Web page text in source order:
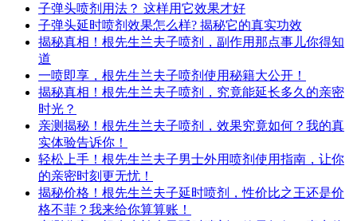
子弹头喷剂用法？ 这样用它效果才好
子弹头延时喷剂效果怎么样? 揭秘它的真实功效
揭秘真相！根先生兰夫子喷剂，副作用那点事儿你得知
道
一喷即享，根先生兰夫子喷剂使用秘籍大公开！
揭秘真相！根先生兰夫子喷剂，究竟能延长多久的亲密
时光？
亲测揭秘！根先生兰夫子喷剂，效果究竟如何？我的真
实体验告诉你！
轻松上手！根先生兰夫子男士外用喷剂使用指南，让你
的亲密时刻更无忧！
揭秘价格！根先生兰夫子延时喷剂，性价比之王还是价
格不菲？我来给你算算账！